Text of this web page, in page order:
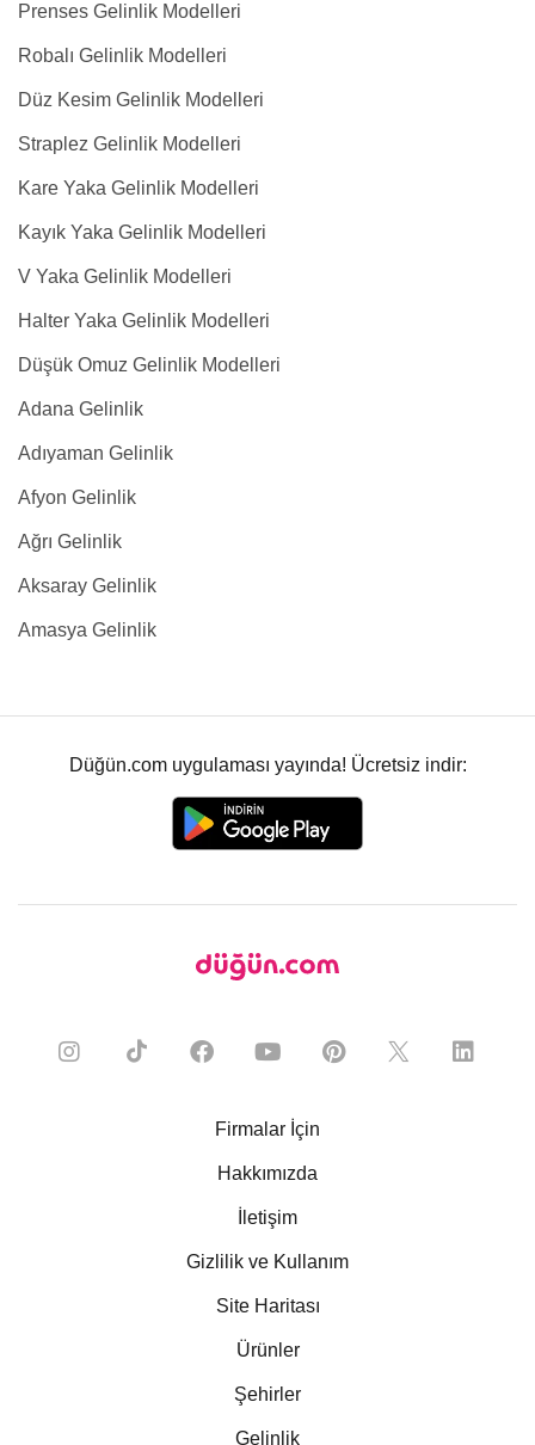
Prenses Gelinlik Modelleri
Robalı Gelinlik Modelleri
Düz Kesim Gelinlik Modelleri
Straplez Gelinlik Modelleri
Kare Yaka Gelinlik Modelleri
Kayık Yaka Gelinlik Modelleri
V Yaka Gelinlik Modelleri
Halter Yaka Gelinlik Modelleri
Düşük Omuz Gelinlik Modelleri
Adana Gelinlik
Adıyaman Gelinlik
Afyon Gelinlik
Ağrı Gelinlik
Aksaray Gelinlik
Amasya Gelinlik
Düğün.com uygulaması yayında! Ücretsiz indir:
Firmalar İçin
Hakkımızda
İletişim
Gizlilik ve Kullanım
Site Haritası
Ürünler
Şehirler
Gelinlik